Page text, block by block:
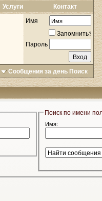
Услуги Контакт
Имя
Запомнить?
Пароль
Сообщения за день Поиск
Поиск по имени
Имя: